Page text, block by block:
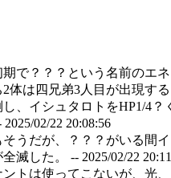
で？？？という名前のエ
体は四兄弟3人目が出現す
、イシュタロトをHP1/4
2025/02/22 20:08:56
うだが、？？？がいる間
滅した。 -- 2025/02/22
トは使ってこないが、光